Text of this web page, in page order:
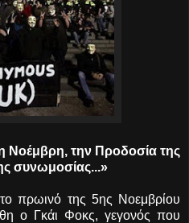
Νοέμβρη, την Προδοσία της
συνωμοσίας...»
πρωινό της 5ης Νοεμβρίου
ο Γκάι Φοκς, γεγονός που